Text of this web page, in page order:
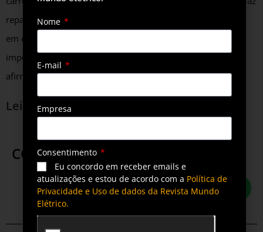
reparos em carrocerias de alumínio, com os investimentos
em energia limpa passamos a ocupar uma posição
importante no mercado em relação à sustentabilidade”,
afirma.
Leia outras notícias sobre energia solar
COMPARTILHE ESTA POSTAGEM
Nome
E-mail
Empresa
Consentimento
Eu concordo em receber emails e
atualizações e estou de acordo com a Política de
Privacidade e Uso de dados da Revista Mundo
Elétrico.